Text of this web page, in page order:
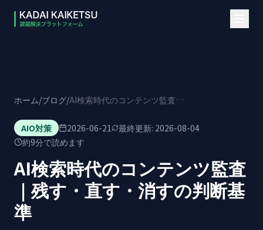
ホーム/ブログ/ AI検索時代のコンテンツ監査｜残す・直す・消すの判断基準
AIO対策 2026-06-21 最終更新: 2026-08-04
約9分で読めます
AI検索時代のコンテンツ監査
｜残す・直す・消すの判断基
準